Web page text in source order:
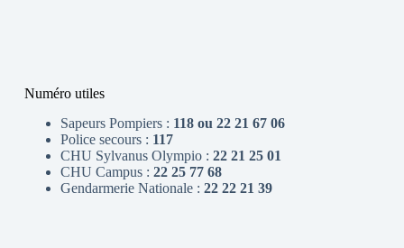
Numéro utiles
Sapeurs Pompiers : 118 ou 22 21 67 06
Police secours : 117
CHU Sylvanus Olympio : 22 21 25 01
CHU Campus : 22 25 77 68
Gendarmerie Nationale : 22 22 21 39